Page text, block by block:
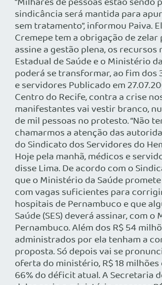
sindicância será mantida para
sem tratamento”, informou Paiva.
Cremepe tem a obrigação de
assine a gestão plena, os
Estadual de Saúde e o Ministério
poderá se transformar, ao fim dos
e servidores Publicado em
Centro do Recife, contra a crise
manifestantes vai vestir branco,
de mil pessoas no protesto. “Não
chamarmos a atenção das
do Sindicato dos Servidores do
Hoje pela manhã, médicos e
disse Lima. De acordo com o
que o Ministério da Saúde
com vagas suficientes para
hospitais de Pernambuco e que
Saúde (SES) deverá assinar, com
Pernambuco. Além dos R$ 54
administrados por ela tenham a
proposta. Só depois vai se
oferta do ministério, R$ 18
66% do déficit atual. A Secretaria